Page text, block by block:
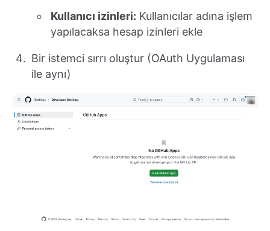
Kullanıcı izinleri: Kullanıcılar adına işlem
yapılacaksa hesap izinleri ekle
Bir istemci sırrı oluştur (OAuth Uygulaması
ile aynı)